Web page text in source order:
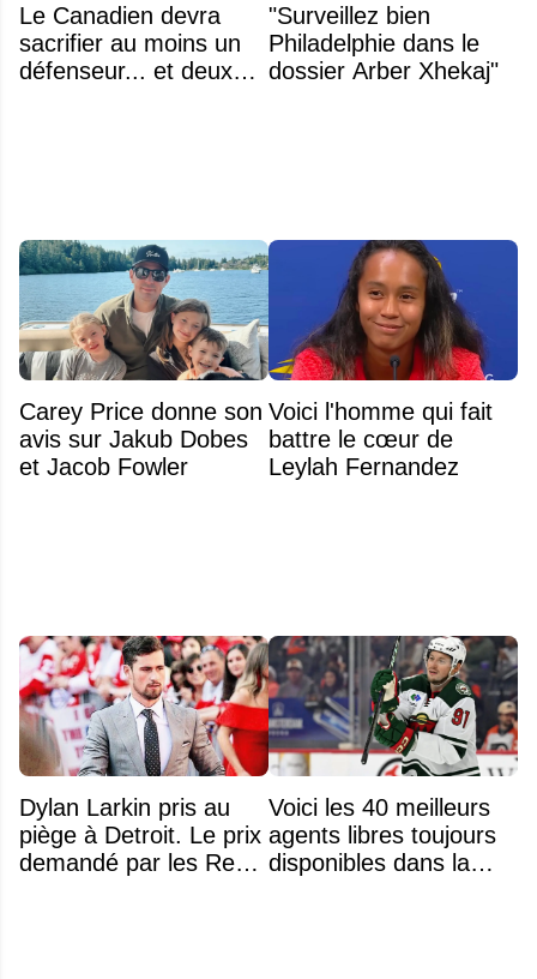
Le Canadien devra
sacrifier au moins un
défenseur... et deux
"Surveillez bien
Philadelphie dans le
dossier Arber Xhekaj"
Carey Price donne son
avis sur Jakub Dobes
et Jacob Fowler
Voici l'homme qui fait
battre le cœur de
Leylah Fernandez
Dylan Larkin pris au
piège à Detroit. Le prix
demandé par les Red
Voici les 40 meilleurs
agents libres toujours
disponibles dans la